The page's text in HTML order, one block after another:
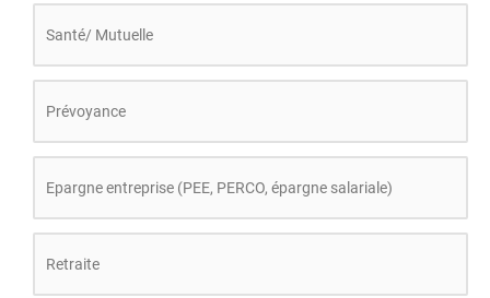
Santé/ Mutuelle
Prévoyance
Epargne entreprise (PEE, PERCO, épargne salariale)
Retraite